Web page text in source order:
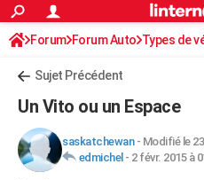
ACTUALITÉS
Politique
Société
Faits Divers
Education
Monde
Villes
+
FINANCE
Retraite
Impôts
Epargne
Immobilier
Risques naturels par ville
Banque
Assurance
Crédit
AUTO
Forum Forum Auto Types de
Sujet Précédent
Un Vito ou un Espace
saskatchewan- Modifié le
edmichel - 2 févr. 2015 à